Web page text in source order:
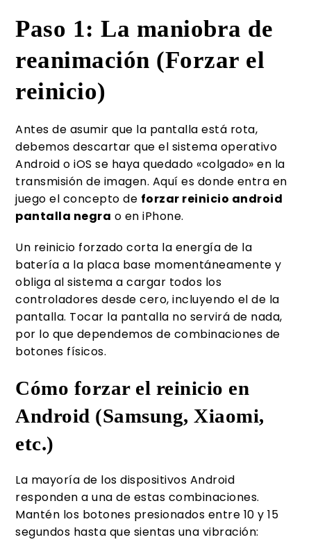
Paso 1: La maniobra de
reanimación (Forzar el
reinicio)
Antes de asumir que la pantalla está rota,
debemos descartar que el sistema operativo
Android o iOS se haya quedado «colgado» en la
transmisión de imagen. Aquí es donde entra en
juego el concepto de forzar reinicio android
pantalla negra o en iPhone.
Un reinicio forzado corta la energía de la
batería a la placa base momentáneamente y
obliga al sistema a cargar todos los
controladores desde cero, incluyendo el de la
pantalla. Tocar la pantalla no servirá de nada,
por lo que dependemos de combinaciones de
botones físicos.
Cómo forzar el reinicio en
Android (Samsung, Xiaomi,
etc.)
La mayoría de los dispositivos Android
responden a una de estas combinaciones.
Mantén los botones presionados entre 10 y 15
segundos hasta que sientas una vibración: